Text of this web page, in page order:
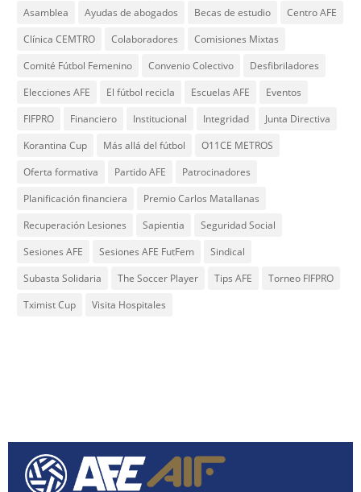
Asamblea
Ayudas de abogados Becas de estudio
Centro AFE
Clínica CEMTRO
Colaboradores
Comisiones Mixtas
Comité Fútbol Femenino
Convenio Colectivo
Desfibriladores
Elecciones AFE
El fútbol recicla Escuelas AFE
Eventos
FIFPRO
Financiero Institucional Integridad
Junta Directiva
Korantina Cup
Más allá del fútbol
O11CE METROS
Oferta formativa
Partido AFE
Patrocinadores
Planificación financiera
Premio Carlos Matallanas
Recuperación Lesiones
Sapientia
Seguridad Social
Sesiones AFE
Sesiones AFE FutFem
Sindical
Subasta Solidaria
The Soccer Player Tips AFE
Torneo FIFPRO
Tximist Cup
Visita Hospitales